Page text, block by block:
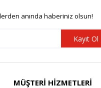
anında haberiniz olsun!
Kayıt Ol
MÜŞTERİ HİZMETLERİ